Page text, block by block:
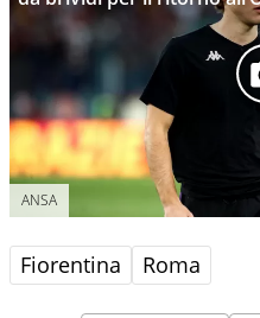
ANSA
Fiorentina Roma